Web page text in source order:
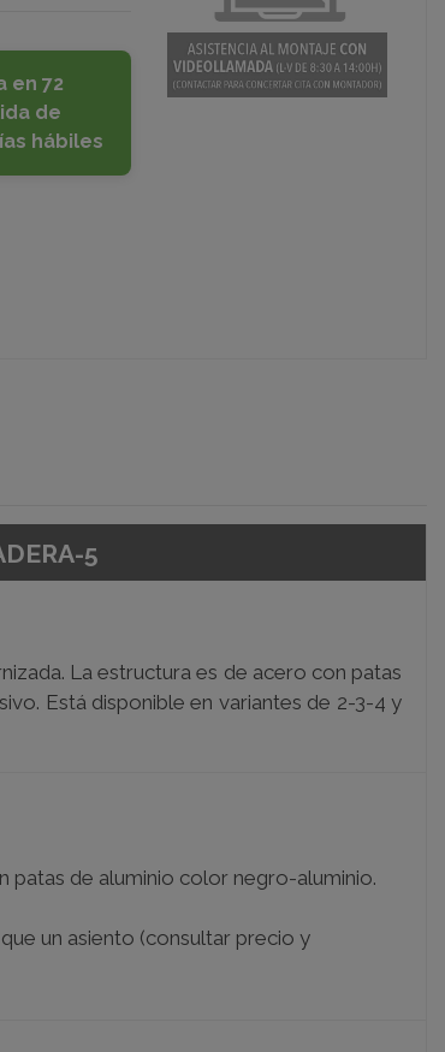
en 72
de
hábiles
5
La estructura es de acero con patas
Está disponible en variantes de 2-3-4 y
patas de aluminio color negro-aluminio.
un asiento (consultar precio y